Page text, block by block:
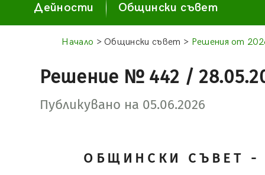
Дейности Общински съвет
Начало > Общински съвет > Решения от
Решение № 442 /
Публикувано на 05.06.2026
ОБЩИНСКИ СЪВЕТ -